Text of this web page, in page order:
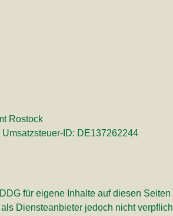
Rostock
ID: DE137262244
für eigene Inhalte auf diesen
Diensteanbieter jedoch nicht